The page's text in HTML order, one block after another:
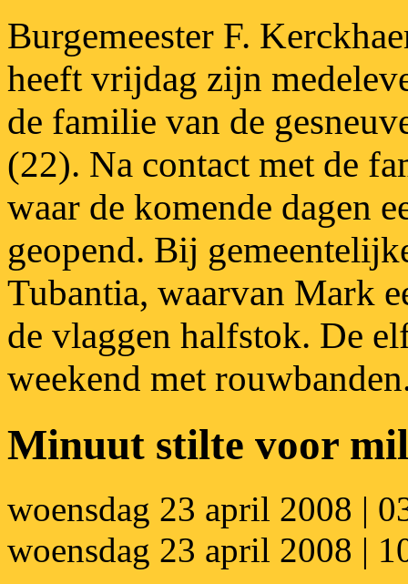
Burgemeester F.
heeft vrijdag zijn
de familie van de
(22). Na contact met de
waar de komende dagen
geopend. Bij
Tubantia, waarvan Mark
de vlaggen halfstok. De
weekend met
Minuut stilte voor
woensdag 23 april 2008 |
woensdag 23 april 2008 |